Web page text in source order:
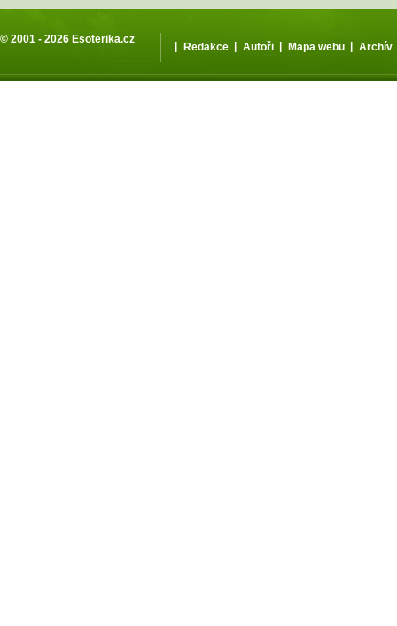
© 2001 - 2026 Esoterika.cz
| Redakce | Autoři | Mapa webu | Archív